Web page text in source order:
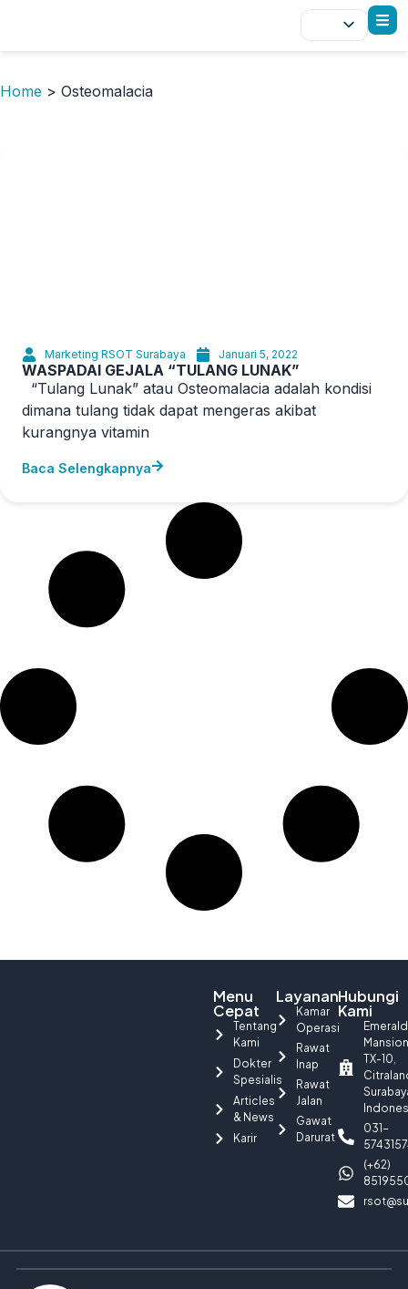
Home > Osteomalacia
Marketing RSOT Surabaya Januari 5, 2022
WASPADAI GEJALA “TULANG LUNAK”
“Tulang Lunak” atau Osteomalacia adalah kondisi
dimana tulang tidak dapat mengeras akibat
kurangnya vitamin
Baca Selengkapnya
Menu
Cepat
Tentang
Kami
Dokter
Spesialis
Articles
& News
Karir
Layanan
Kamar
Operasi
Rawat
Inap
Rawat
Jalan
Gawat
Darurat
Hubungi
Kami
Emerald
Mansion
TX-10,
031-
(+62)